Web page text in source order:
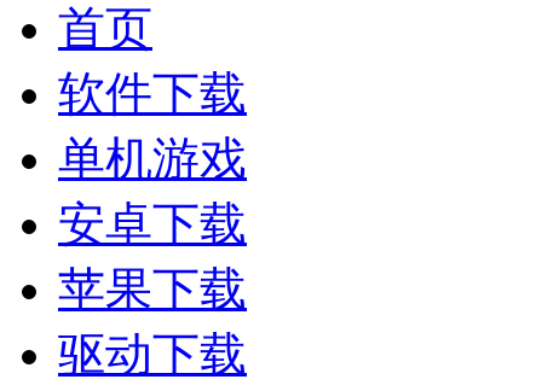
首页
软件下载
单机游戏
安卓下载
苹果下载
驱动下载